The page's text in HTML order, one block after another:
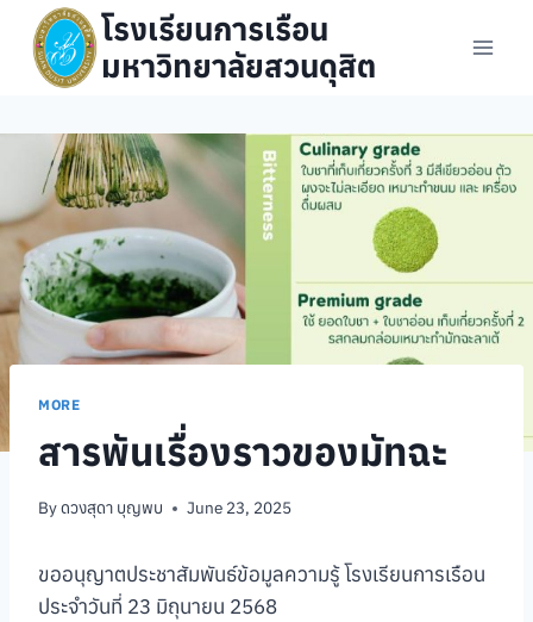
content
โรงเรียนการเรือน
มหาวิทยาลัยสวนดุสิต
MORE
สารพันเรื่องราวของมัทฉะ
Byดวงสุดา บุญพบ June 23, 2025
ขออนุญาตประชาสัมพันธ์ข้อมูลความรู้ โรงเรียนการเรือน
ประจำวันที่ 23 มิถุนายน 2568